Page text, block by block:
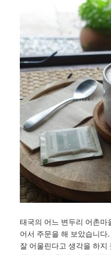
태국의 어느 변두리 어촌마
어서 주문을 해 보았습니다
잘 어울린다고 생각을 하지